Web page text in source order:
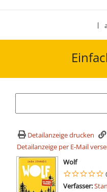
Detailanzeige drucken
Detailanzeige per E-Mail
wird in neuem
Wolf
Verfasser: